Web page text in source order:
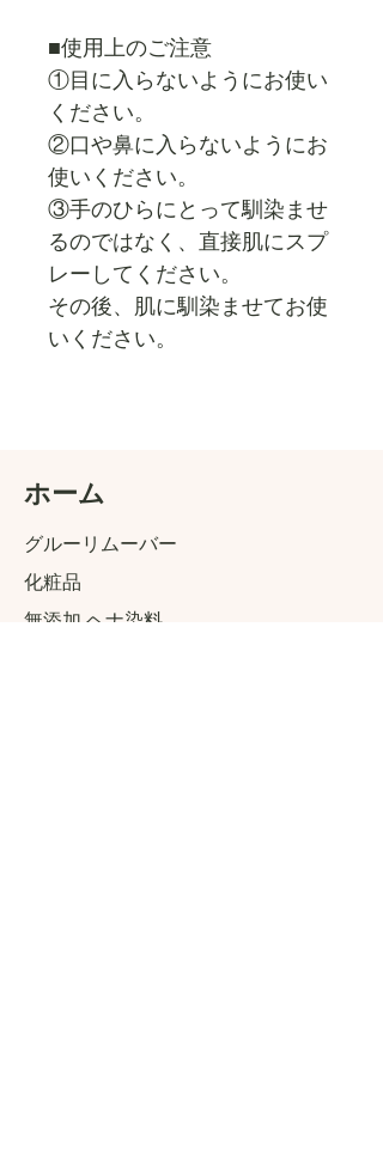
■使用上のご注意
①目に入らないようにお使い
ください。
②口や鼻に入らないようにお
使いください。
③手のひらにとって馴染ませ
るのではなく、直接肌にスプ
レーしてください。
その後、肌に馴染ませてお使
いください。
​ホーム
グルーリムーバー
化粧品
無添加 ヘナ染料